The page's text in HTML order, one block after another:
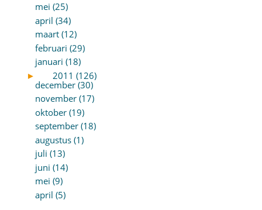
mei (25)
april (34)
maart (12)
februari (29)
januari (18)
►
2011 (126)
december (30)
november (17)
oktober (19)
september (18)
augustus (1)
juli (13)
juni (14)
mei (9)
april (5)